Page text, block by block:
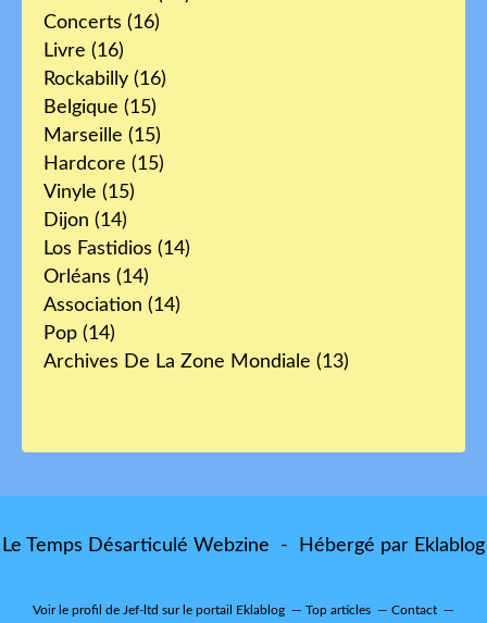
Concerts (16)
Livre (16)
Rockabilly (16)
Belgique (15)
Marseille (15)
Hardcore (15)
Vinyle (15)
Dijon (14)
Los Fastidios (14)
Orléans (14)
Association (14)
Pop (14)
Archives De La Zone Mondiale (13)
Le Temps Désarticulé Webzine - Hébergé par Eklablog
Voir le profil de Jef-ltd sur le portail Eklablog Top articles Contact